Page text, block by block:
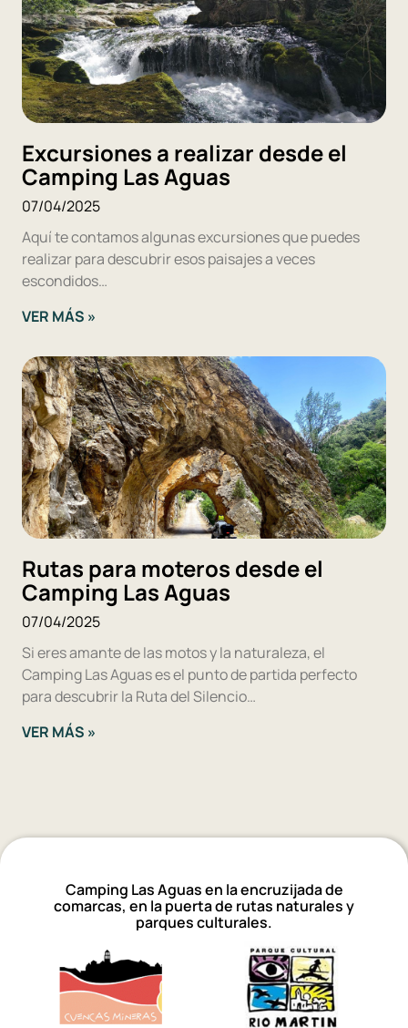
Excursiones a realizar desde el
Camping Las Aguas
07/04/2025
Aquí te contamos algunas excursiones que puedes
realizar para descubrir esos paisajes a veces
escondidos…
VER MÁS »
Rutas para moteros desde el
Camping Las Aguas
07/04/2025
Si eres amante de las motos y la naturaleza, el
Camping Las Aguas es el punto de partida perfecto
para descubrir la Ruta del Silencio…
VER MÁS »
Camping Las Aguas en la encruzijada de
comarcas, en la puerta de rutas naturales y
parques culturales.